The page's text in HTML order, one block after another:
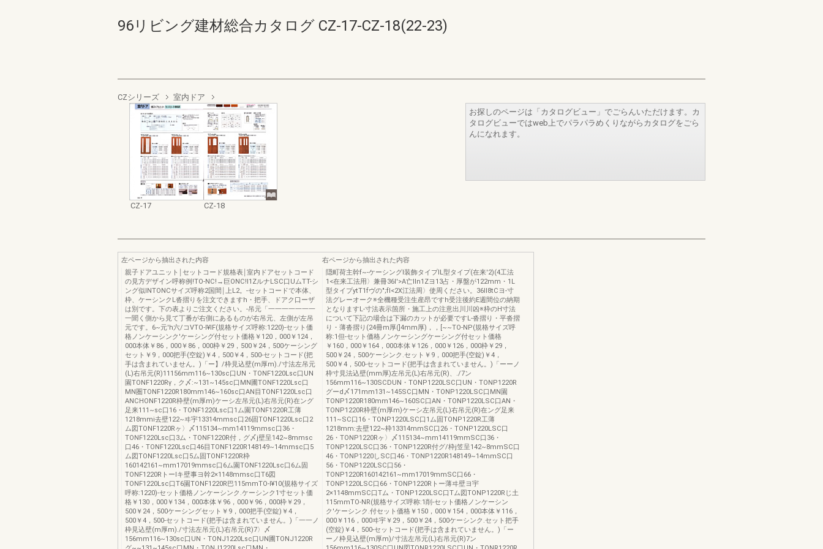
96リビング建材総合カタログ CZ-17-CZ-18(22-23)
CZシリーズ 室内ドア
CZ-17 CZ-18
お探しのページは「カタログビュー」でごらんいただけます。カ
タログビューではweb上でパラパラめくりながらカタログをごら
んになれます。
左ページから抽出された内容
親子ドアユニット￨セットコード規格表￨室内ドアセットコード
の見方デザイン呼称例!TO-NC!→巨ONC!l1ZルナLSC口UムTT-シ
ング似INTONCサイズ呼称2国間￨上L2。-セットコードで本体、
枠、ケーシンクL沓摺りを注文できますh・把手、ドアク口ーザ
は別です。下の表よりご注文ください。-吊元「一一一一一一一
一聞く側から見て丁番が右側にあるものが右吊元、左側が左吊
元です。6~元'h六/コVTO-I¥IF(規格サイズ呼称:1220)-セット価
格ノンケーシンク'ケーシング付セット価格￥120，000￥124，
000本体￥86，000￥86，000枠￥29，500￥24，500ケーシング
セット￥9，000把手(空錠)￥4，500￥4，500-セットコード(把
手は含まれていません。)「ー】/枠見込壁(m厚m)./寸法左吊元
(L)右吊元(R)11156mm116~130sc口UN・TONF1220Lsc口UN
園TONF1220Rγ，ク〆:~131~145sc口MN圃TONF1220Lsc口
MN圏TONF1220R180mm146~160sc口AN目TONF1220Lsc口
ANCHONF1220R枠壁(m厚m)ケーシ左吊元(L)右吊元(R)在ング
足来111~sc口16・TONF1220Lsc口1ム園TONF1220R工薄
1218mmi去壁122~ヰ宇13314mmsc口26固TONF1220Lsc口2
ム図TONF1220Rヶ〉〆115134~mm14119mmsc口36・
TONF1220Lsc口3ム・TONF1220R付，グ〆j壁呈142~8mmsc
口46・TONF1220Lsc口46目TONF1220R148149~14mmsc口5
ム図TONF1220Lsc口5ム固TONF1220R枠
160142161~mm17019mmsc口6ム園TONF1220Lsc口6ム固
TONF1220RトーIキ壁事ヨ幹2×1148mmsc口T6図
TONF1220Lsc口T6園TONF1220R巴115mmTO-I¥10(規格サイズ
呼称:1220)-セット価格ノンケーシンク.ケーシンク1寸セット価
格￥130，000￥134，000本体￥96，000￥96，000枠￥29，
500￥24，500ケーシングセット￥9，000把手(空錠)￥4，
500￥4，500-セットコード(把手は含まれていません。)「一一ノ
枠見込壁(m厚m)./寸法左吊元(L)右吊元(R)7〉〆
156mm116~130sc口UN・TONJ1220Lsc口UN圃TONJ1220R
右ページから抽出された内容
隠町荷主幹f~-ケーシングl装飾タイプIL型タイプ(在来'2)(4工法
1<在来工法用〉兼冊36I'>A亡IIn1Zヨ13占・厚盤が122mm・1L
型タイプytT1fヴの";fI<2X江法周〉使周ください。36Il8tCヨ-寸
法グレーオーク※全機種受注生産昂ですh受注後約E週間位の納期
となりますL-寸法表示箇所・施工上の注意出川川凶※枠のH寸法
について下記の場合は下漏のカットが必要ですL-沓摺り・平沓摺
り・薄沓摺り(24冊m厚(]4mm厚)，，[~~TO-NP(規格サイズ呼
称:1但-セット価格ノンケーシングケーシング付セット価格
￥160，000￥164，000本体￥126，000￥126，000枠￥29，
500￥24，500ケーシンク.セット￥9，000把手(空錠)￥4，
500￥4，500-セットコード(把手は含まれていません。)「ーーノ
枠寸見法込壁(mm厚)左吊元(L)右吊元(R)、./7ン
156mm116~130SCDUN・TONP1220LSC口UN・TONP1220R
グーd〆171mm131~145SC口MN・TONP1220LSC口MN園
TONP1220R180mm146~160SC口AN・TONP1220LSC口AN・
TONP1220R枠壁(m厚m)ケーシ左吊元(L)右吊元(R)在ング足来
111~SC口16・TONP1220LSC口1ム固TONP1220R工薄
1218mm:去壁122~枠13314mmSC口26・TONP1220LSC口
26・TONP1220Rヶ〉〆115134~mm14119mmSC口36・
TONP1220LSC口36・TONP1220R付グ/枠j笠呈142~8mmSC口
46・TONP1220しSC口46・TONP1220R148149~14mmSC口
56・TONP1220LSC口56・
TONP1220R160142161~mm17019mmSC口66・
TONP1220LSC口66・TONP1220Rトー薄ヰ壁ヨ宇
2×1148mmSC口Tム・TONP1220LSC口Tム図TONP1220Rじ土
115mmTO-NR(規格サイズ呼称:1削-セット価格ノンケーシン
ク'ケーシンク.付セット価格￥150，000￥154，000本体￥116，
000￥116，000ヰ宇￥29，500￥24，500ケーシンク.セット把手
(空錠)￥4，500-セットコード(把手は含まれていません。)「ー
ーノ枠見込壁(m厚m)/寸法左吊元(L)右吊元(R)7ン